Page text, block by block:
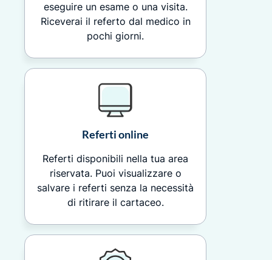
eseguire un esame o una visita.
Riceverai il referto dal medico in
pochi giorni.
Referti online
Referti disponibili nella tua area
riservata. Puoi visualizzare o
salvare i referti senza la necessità
di ritirare il cartaceo.